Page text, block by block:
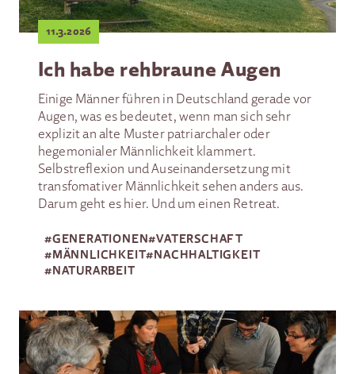
Ich habe rehbraune Augen
Einige Männer führen in Deutschland gerade vor
Augen, was es bedeutet, wenn man sich sehr
explizit an alte Muster patriarchaler oder
hegemonialer Männlichkeit klammert.
Selbstreflexion und Auseinandersetzung mit
transfomativer Männlichkeit sehen anders aus.
Darum geht es hier. Und um einen Retreat.
11.3.2026
#GENERATIONEN#VATERSCHAFT
#MÄNNLICHKEIT#NACHHALTIGKEIT
#NATURARBEIT